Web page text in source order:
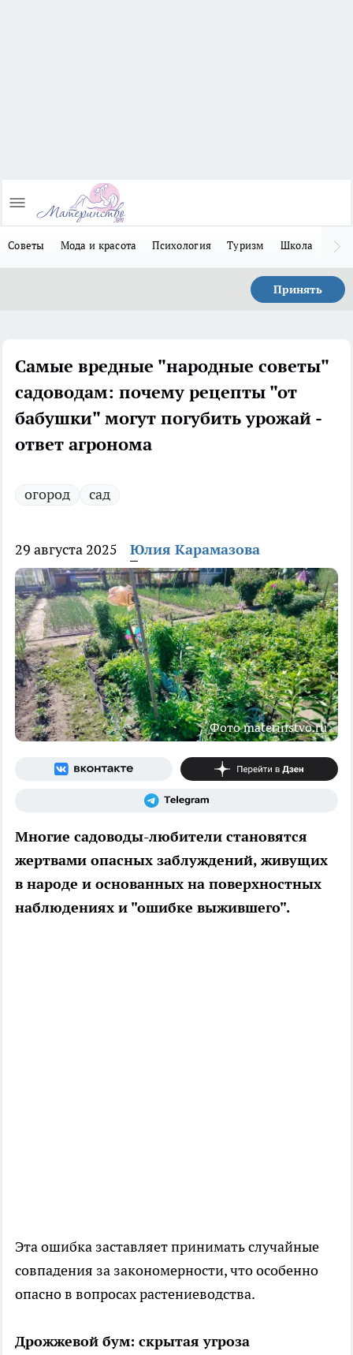
Советы Мода и красота Психология Туризм Школа
Принять
Самые вредные "народные советы"
садоводам: почему рецепты "от
бабушки" могут погубить урожай -
ответ агронома
огород сад
29 августа 2025 Юлия Карамазова
Фото materinstvo.ru
Многие садоводы-любители становятся
жертвами опасных заблуждений, живущих
в народе и основанных на поверхностных
наблюдениях и "ошибке выжившего".
Эта ошибка заставляет принимать случайные
совпадения за закономерности, что особенно
опасно в вопросах растениеводства.
Дрожжевой бум: скрытая угроза